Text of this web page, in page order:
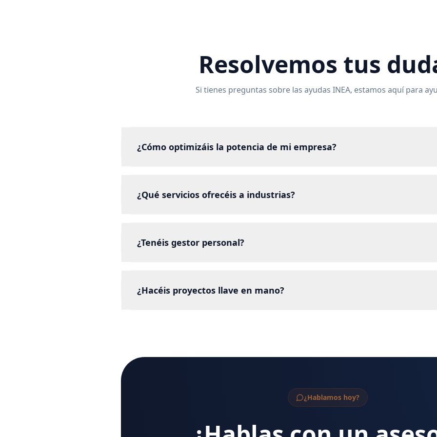
Resolvemos tus
Si tienes preguntas sobre las ayudas INEA, estamos aquí para
¿Cómo optimizáis la potencia de mi empresa?
¿Qué servicios ofrecéis a industrias?
¿Tenéis gestor personal?
¿Hacéis proyectos llave en mano?
¿Hablamos hoy?